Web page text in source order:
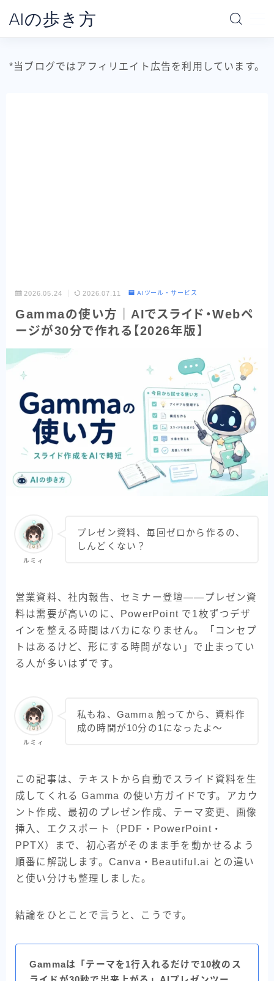
AIの歩き方
Codex
Google系AI（まとめ）
NotebookLM
Perplexity
目的別で探す
読む・要約AI
画像生成AI
動画生成AI
音楽・音声AI
検索・リサーチAI
資料・図解AI
業務自動化AI
比較・選び方
目的別レシピ
AIを動かす環境
お問い合わせ
*当ブログではアフィリエイト広告を利用しています。
2026.05.24 2026.07.11 AIツール・サービス
Gammaの使い方｜AIでスライド・Webペ
ージが30分で作れる【2026年版】
ルミィ
プレゼン資料、毎回ゼロから作るの、
しんどくない？
営業資料、社内報告、セミナー登壇――プレゼン資
料は需要が高いのに、PowerPoint で1枚ずつデザ
インを整える時間はバカになりません。「コンセプ
トはあるけど、形にする時間がない」で止まってい
る人が多いはずです。
ルミィ
私もね、Gamma 触ってから、資料作
成の時間が10分の1になったよ〜
この記事は、テキストから自動でスライド資料を生
成してくれる Gamma の使い方ガイドです。アカウ
ント作成、最初のプレゼン作成、テーマ変更、画像
挿入、エクスポート（PDF・PowerPoint・
PPTX）まで、初心者がそのまま手を動かせるよう
順番に解説します。Canva・Beautiful.ai との違い
と使い分けも整理しました。
結論をひとことで言うと、こうです。
Gammaは「テーマを1行入れるだけで10枚のス